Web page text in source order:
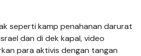
seperti kamp penahanan darurat
dan di dek kapal, video
para aktivis dengan tangan